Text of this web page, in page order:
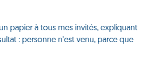
papier à tous mes invités, expliquant
: personne n'est venu, parce que